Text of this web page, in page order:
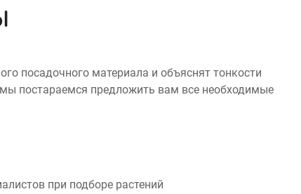
посадочного материала и объяснят тонкости
постараемся предложить вам все необходимые
при подборе растений